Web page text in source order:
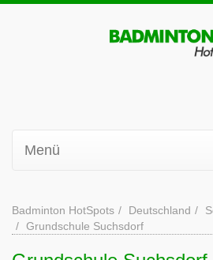
Menü
Badminton HotSpots Deutschland
Grundschule Suchsdorf